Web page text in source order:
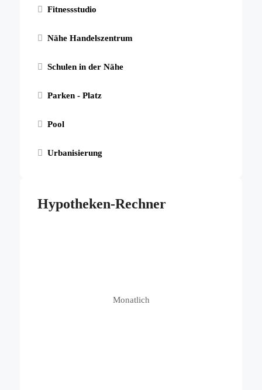
Fitnessstudio
Nähe Handelszentrum
Schulen in der Nähe
Parken - Platz
Pool
Urbanisierung
Hypotheken-Rechner
Monatlich